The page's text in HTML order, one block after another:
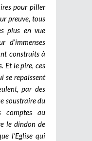
pour piller
preuve, tous
plus en vue
d’immenses
construits à
Et le pire, ces
se repaissent
par des
soustraire du
comptes au
le dindon de
l’Eglise qui